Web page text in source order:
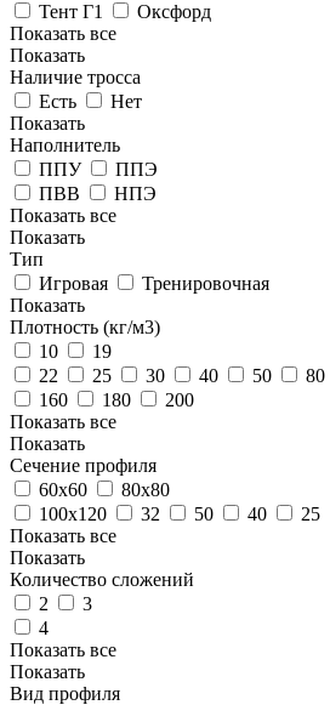
Тент Г1
Оксфорд
Показать все
Показать
Наличие тросса
Есть
Нет
Показать
Наполнитель
ППУ
ППЭ
ПВВ
НПЭ
Показать все
Показать
Тип
Игровая
Тренировочная
Показать
Плотность (кг/м3)
10
19
22
25 30 40 50 80
160
180
200
Показать все
Показать
Сечение профиля
60х60
80х80
100х120
32 50 40
25
Показать все
Показать
Количество сложений
2
3
4
Показать все
Показать
Вид профиля